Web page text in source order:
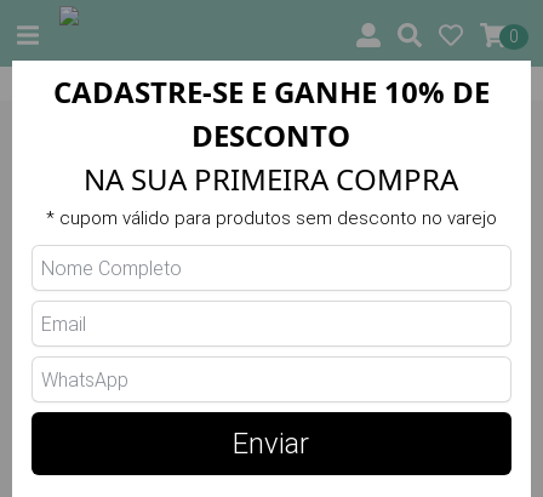
0
10% DE DESCONTO NA PRIMEIRA COMPRA
Legging Race Fly 189.D
LANÇAMENTO
52.00 €
Escolha a Cor
Cinza
CADASTRE-SE E GANHE 10% DE
DESCONTO
NA SUA PRIMEIRA COMPRA
* cupom válido para produtos sem desconto no varejo
Enviar